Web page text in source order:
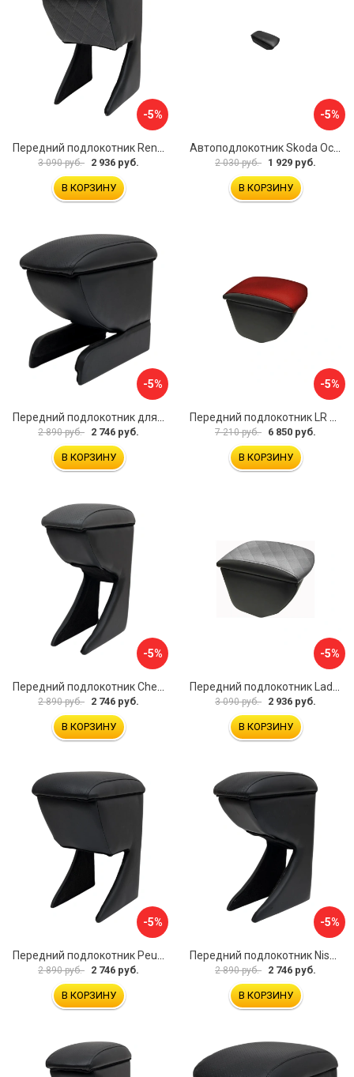
-5%
3 090 руб. 2 936 руб.
В КОРЗИНУ
-5%
2 030 руб. 1 929 руб.
В КОРЗИНУ
-5%
2 890 руб. 2 746 руб.
В КОРЗИНУ
-5%
7 210 руб. 6 850 руб.
В КОРЗИНУ
-5%
2 890 руб. 2 746 руб.
В КОРЗИНУ
-5%
3 090 руб. 2 936 руб.
В КОРЗИНУ
-5%
Передний подлокотник Peugeot 107 2006-2011 AVTOLIDER1 PP-Peugeot-107-01
2 890 руб. 2 746 руб.
В КОРЗИНУ
-5%
Передний подлокотник Nissan Almera 2013- AVTOLIDER1 PP-Nissan-Almera-13-01
2 890 руб. 2 746 руб.
В КОРЗИНУ